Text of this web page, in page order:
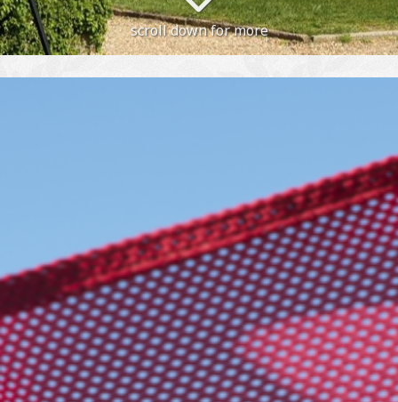
scroll down for more